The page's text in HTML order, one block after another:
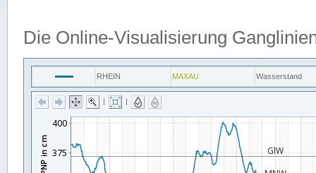
Die Online-Visualisierung